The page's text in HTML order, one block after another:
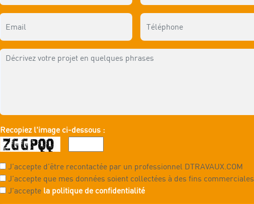
Recopiez l'image ci-dessous :
J’accepte d’être recontactée par un professionnel DTRAVAUX.COM
J’accepte que mes données soient collectées à des fins commerciales
J’accepte la politique de confidentialité